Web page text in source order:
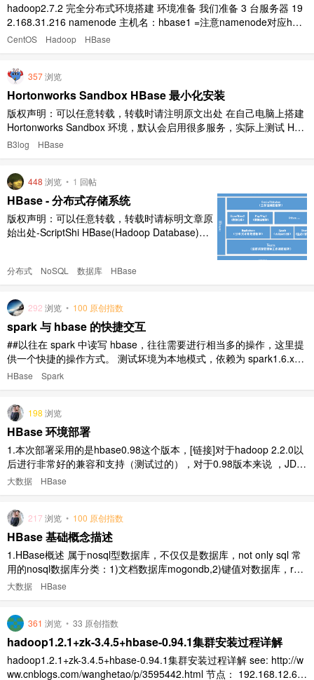
hadoop2.7.2 完全分布式环境搭建 环境准备 我们准备 3 台服务器 19
2.168.31.216 namenode 主机名：hbase1 =注意namenode对应hba
se1 192.168.31.217 datanode1 主机名：hbase2 192.168.31.218 d
CentOS Hadoop HBase
357浏览
Hortonworks Sandbox HBase 最小化安装
版权声明：可以任意转载，转载时请注明原文出处 在自己电脑上搭建
Hortonworks Sandbox 环境，默认会启用很多服务，实际上测试 HBa
se 只需要有 HDFS/HBase/ZooKeeper 就够了，这里说一下怎么禁用
B3log HBase
448 浏览 • 1 回帖
HBase - 分布式存储系统
版权声明：可以任意转载，转载时请标明文章原
始出处-ScriptShi HBase(Hadoop Database)来
个独立的顶级开源项目。本文从相对底层的角度
..
分布式 NoSQL 数据库 HBase
292 浏览 • 100 原创指数
spark 与 hbase 的快捷交互
##以往在 spark 中读写 hbase，往往需要进行相当多的操作，这里提
供一个快捷的操作方式。 测试坏境为本地模式，依赖为 spark1.6.x，
hbase0.98，以及 spark-hbase-connector。这里需要说明的是，这种
HBase Spark
198 浏览
HBase 环境部署
1.本次部署采用的是hbase0.98这个版本，[链接]对于hadoop 2.2.0以
后进行非常好的兼容和支持（测试过的），对于0.98版本来说 ，JDK
版本选择7 2.在搭建之前先把Hadoop和ZK的进程启动 1)启动zk: # bi
大数据 HBase
217 浏览 • 100 原创指数
HBase 基础概念描述
1.HBase概述 属于nosql型数据库，不仅仅是数据库，not only sql 常
用的nosql数据库分类：1)文档数据库mogondb,2)键值对数据库，redi
s、memcache,3)hbase分布式数据库 2.数据库的主要的种类 1)MyS
大数据 HBase
361 浏览 • 33 原创指数
hadoop1.2.1+zk-3.4.5+hbase-0.94.1集群安装过程详解
hadoop1.2.1+zk-3.4.5+hbase-0.94.1集群安装过程详解 see: http://w
ww.cnblogs.com/wanghetao/p/3595442.html 节点： 192.168.12.66